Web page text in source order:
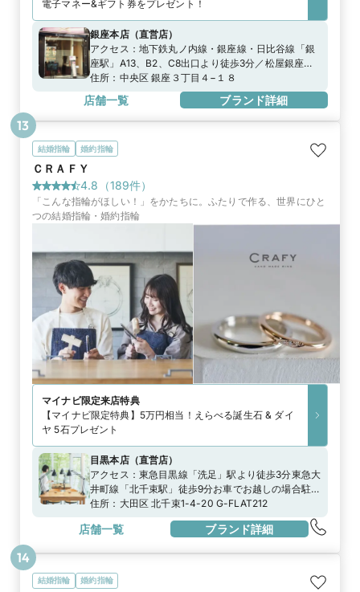
電子マネー&ギフト券をプレゼント！
銀座本店（直営店）
アクセス： 地下鉄丸ノ内線・銀座線・日比谷線「銀
座駅」A13、B2、C8出口より徒歩3分／松屋銀座よ
り徒歩2分、ルミネ有楽町より徒歩5分地下鉄有楽町
線「銀座一丁目駅」8番出口より徒歩3分JR山手線・
京浜東北線「有楽町駅」中央口より徒歩4分
住所： 中央区 銀座３丁目４−１８
店舗一覧 ブランド詳細
結婚指輪 婚約指輪
ＣＲＡＦＹ
4.8 （189件）
「こんな指輪がほしい！」をかたちに。ふたりで作る、世界にひと
つの結婚指輪・婚約指輪
マイナビ限定来店特典
【マイナビ限定特典】5万円相当！えらべる誕生石 & ダイ
ヤ 5石プレゼント
目黒本店（直営店）
アクセス： 東急目黒線「洗足」駅より徒歩3分東急大
井町線「北千束駅」徒歩9分お車でお越しの場合駐車
場のご用意がございますのでスタッフまでお申し付
住所： 大田区 北千束1-4-20 G-FLAT212
店舗一覧 ブランド詳細
13
結婚指輪 婚約指輪
14